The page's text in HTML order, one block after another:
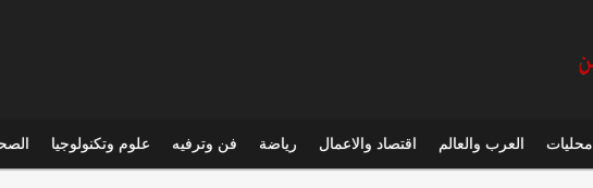
محليات العرب والعالم اقتصاد والاعمال رياضة فن وترفيه علوم وتكنولوجيا